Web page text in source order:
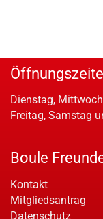
Dienstag,
Freitag, Samstag
Boule
Kontakt
Mitgliedsantrag
Datenschutz